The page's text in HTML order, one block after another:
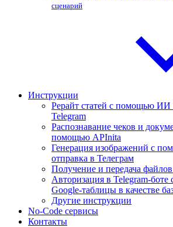
сценарий
Инструкции
Рерайт статей с помощью ИИ
Telegram
Распознавание чеков и
помощью APInita
Генерация изображений с
отправка в Телеграм
Получение и передача
Авторизация в Telegram-боте
Google-таблицы в качестве
Другие инструкции
No-Code сервисы
Контакты